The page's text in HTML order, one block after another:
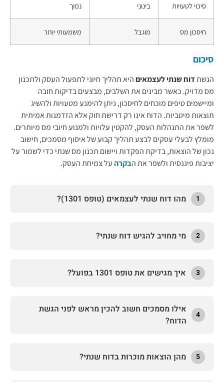
סיכוי לטעויות בינוני נמוך
חיסכון מס מוגבל משמעותי יותר
סיכום
הגשתדוח שנתי לעצמאיםהיא תהליך חיוני לתפעול העסק ולתכנון
מס מדויק. כאשר מבינים את השלבים, מבצעים בדיקות חובה
ומיישמים טיפים מוכחים לחיסכון, ניתן להימנע מטעויות ולהשיג
תוצאות מיטביות. הדוח אינו רק דרישת חוק אלא הזדמנות אמיתית
לשפר את התנהלות העסק, להקטין עלויות ולמנוע חיובי מס מיותרים.
מומלץ לבעלי עסקים לבצע תהליך קבוע של איסוף מסמכים, חישוב
נכון של הוצאות, בדיקת הפקדות ויישום תכנון מס שנתי כדי לשמור על
יציבות פיננסית ולשפר את הבקרהעל צמיחת העסק.
1 מהו דוח שנתי לעצמאים (טופס 1301)?
2 מי מחויב להגיש דוח שנתי?
3 איך מגישים את טופס 1301 בפועל?
4
אילו מסמכים חשוב להכין מראש לפני הגשת
הדוח?
5 מהן הוצאות מוכרות בדוח שנתי?